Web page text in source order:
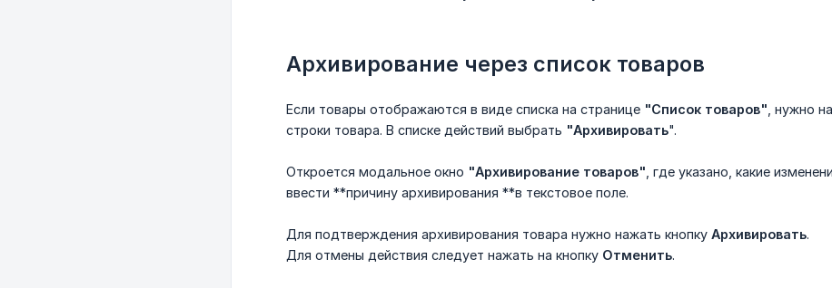
Архивирование через список товаров
Если товары отображаются в виде списка на странице "Список товаров" , нужно
строки товара. В списке действий выбрать "Архивировать".
Откроется модальное окно "Архивирование товаров" , где указано, какие
ввести **причину архивирования **в текстовое поле.
Для подтверждения архивирования товара нужно нажать кнопку Архивировать.
Для отмены действия следует нажать на кнопку Отменить.